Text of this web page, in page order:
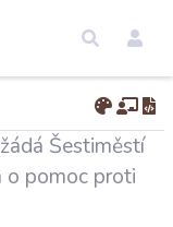
Šestiměstí
o pomoc proti